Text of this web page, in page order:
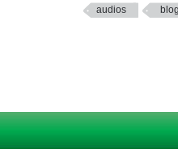
audios blog